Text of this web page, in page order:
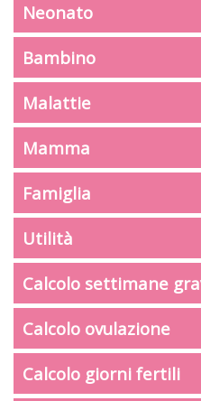
Neonato
Bambino
Malattie
Mamma
Famiglia
Utilità
Calcolo settimane
Calcolo ovulazione
Calcolo giorni fertili